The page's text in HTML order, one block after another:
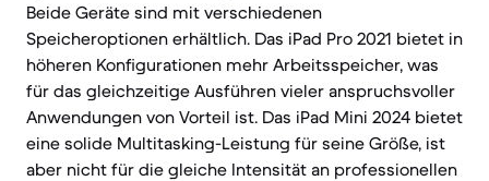
Beide Geräte sind mit verschiedenen
Speicheroptionen erhältlich. Das iPad Pro 2021 bietet in
höheren Konfigurationen mehr Arbeitsspeicher, was
für das gleichzeitige Ausführen vieler anspruchsvoller
Anwendungen von Vorteil ist. Das iPad Mini 2024 bietet
eine solide Multitasking-Leistung für seine Größe, ist
aber nicht für die gleiche Intensität an professionellen